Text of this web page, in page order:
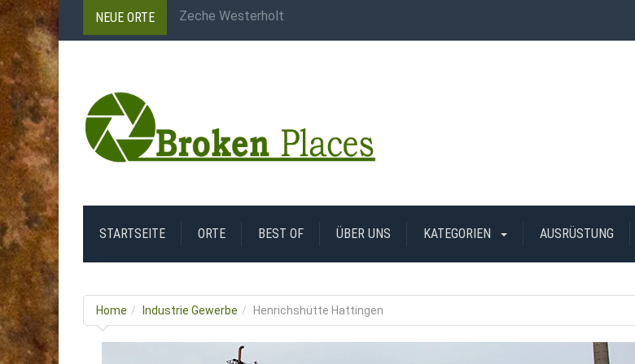
NEUE ORTE Carreau Wendel
Salle des Compresseurs
STARTSEITE ORTE BEST OF ÜBER UNS KATEGORIEN AUSRÜSTUNG
Home Industrie Gewerbe Henrichshütte Hattingen